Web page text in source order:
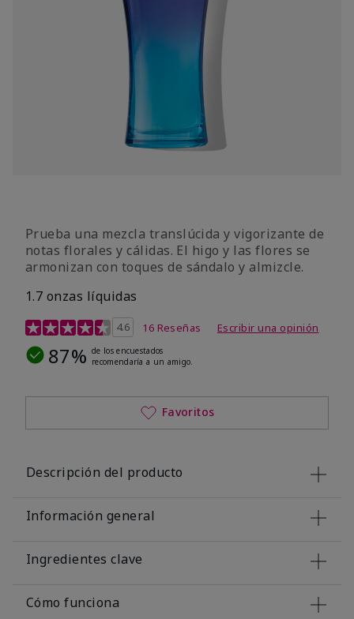
Prueba una mezcla translúcida y vigorizante de
notas florales y cálidas. El higo y las flores se
armonizan con toques de sándalo y almizcle.
1.7 onzas líquidas
Calificación de clientes de 4,5 de 5
4.6 16 Reseñas Escribir una opinión
87% de los encuestados
recomendaría a un amigo.
Favoritos
Descripción del producto
Información general
Ingredientes clave
Cómo funciona